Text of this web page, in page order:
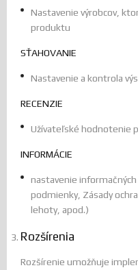
Nastavenie výrobcov,
produktu
SŤAHOVANIE
Nastavenie a kontrola
RECENZIE
Užívateľské hodnotenie
INFORMÁCIE
nastavenie
podmienky, Zásady
lehoty, apod.)
Rozšírenia
Rozšírenie umožňuje